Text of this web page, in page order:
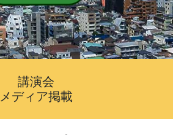
講演会
メディア掲載